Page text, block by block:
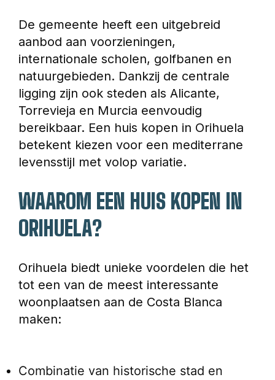
De gemeente heeft een uitgebreid
aanbod aan voorzieningen,
internationale scholen, golfbanen en
natuurgebieden. Dankzij de centrale
ligging zijn ook steden als Alicante,
Torrevieja en Murcia eenvoudig
bereikbaar. Een huis kopen in Orihuela
betekent kiezen voor een mediterrane
levensstijl met volop variatie.
WAAROM EEN HUIS KOPEN IN
ORIHUELA?
Orihuela biedt unieke voordelen die het
tot een van de meest interessante
woonplaatsen aan de Costa Blanca
maken:
Combinatie van historische stad en